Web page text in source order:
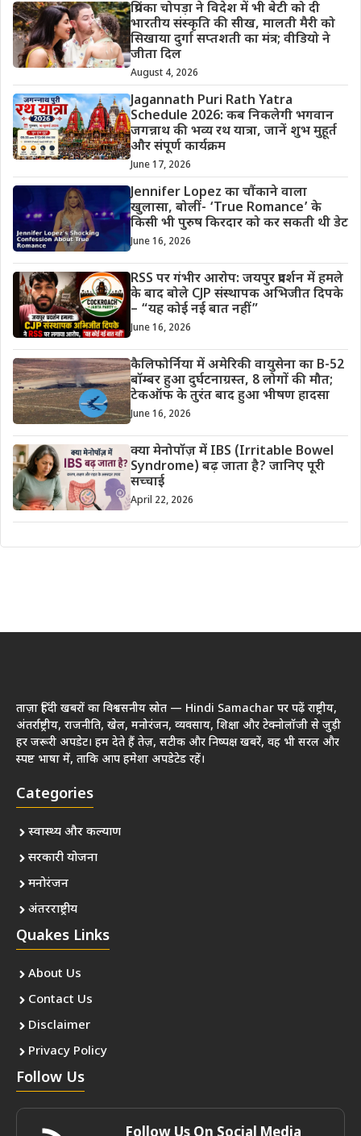
प्रियंका चोपड़ा ने विदेश में भी बेटी को दी
भारतीय संस्कृति की सीख, मालती मैरी को
सिखाया दुर्गा सप्तशती का मंत्र; वीडियो ने
जीता दिल
August 4, 2026
Jagannath Puri Rath Yatra
Schedule 2026: कब निकलेगी भगवान
जगन्नाथ की भव्य रथ यात्रा, जानें शुभ मुहूर्त
और संपूर्ण कार्यक्रम
June 17, 2026
Jennifer Lopez का चौंकाने वाला
खुलासा, बोलीं- ‘True Romance’ के
किसी भी पुरुष किरदार को कर सकती थी डेट
June 16, 2026
RSS पर गंभीर आरोप: जयपुर प्रदर्शन में हमले
के बाद बोले CJP संस्थापक अभिजीत दिपके
– “यह कोई नई बात नहीं”
June 16, 2026
कैलिफोर्निया में अमेरिकी वायुसेना का B-52
बॉम्बर हुआ दुर्घटनाग्रस्त, 8 लोगों की मौत;
टेकऑफ के तुरंत बाद हुआ भीषण हादसा
June 16, 2026
क्या मेनोपॉज़ में IBS (Irritable Bowel
Syndrome) बढ़ जाता है? जानिए पूरी
सच्चाई
April 22, 2026
ताज़ा हिंदी खबरों का विश्वसनीय स्रोत — Hindi Samachar पर पढ़ें राष्ट्रीय,
अंतर्राष्ट्रीय, राजनीति, खेल, मनोरंजन, व्यवसाय, शिक्षा और टेक्नोलॉजी से जुड़ी
हर जरूरी अपडेट। हम देते हैं तेज़, सटीक और निष्पक्ष खबरें, वह भी सरल और
स्पष्ट भाषा में, ताकि आप हमेशा अपडेटेड रहें।
Categories
स्वास्थ्य और कल्याण
सरकारी योजना
मनोरंजन
अंतरराष्ट्रीय
Quakes Links
About Us
Contact Us
Disclaimer
Privacy Policy
Follow Us